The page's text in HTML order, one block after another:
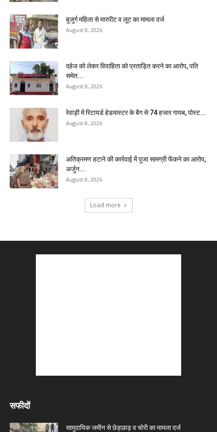
बुजुर्ग महिला से मारपीट व लूट का मामला दर्ज
August 8, 2026
दहेज को लेकर विवाहिता को प्रताड़ित करने का आरोप, पति
समेत...
August 8, 2026
रेवाड़ी में रिटायर्ड हेडमास्टर के बैग से ₹74 हजार गायब, पोस्ट...
August 8, 2026
अतिक्रमण हटाने की कार्रवाई में पूजा सामग्री फेंकने का आरोप,
अर्जुन...
August 8, 2026
Load more
सफीदों
सामुदायिक जमीन से छेड़छाड़ व चोरी का मामला दर्ज